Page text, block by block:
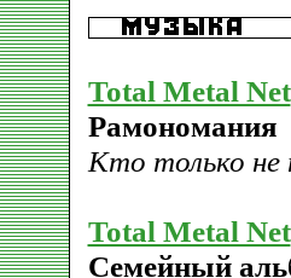
Total Metal Net
Рамономания
Кто только не
Total Metal Net
Семейный